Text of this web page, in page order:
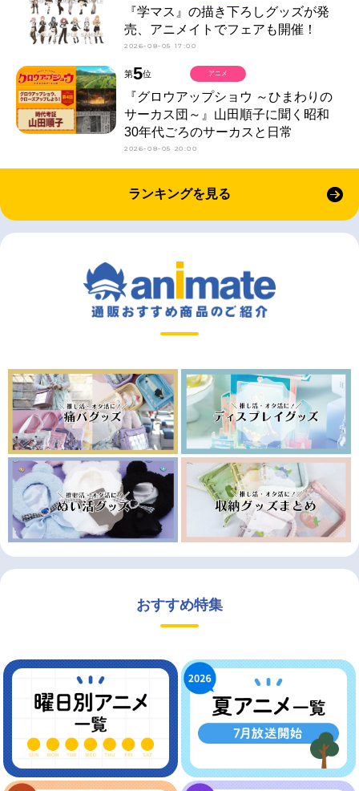
『学マス』の描き下ろしグッズが発
売、アニメイトでフェアも開催！
2026-08-05 17:00
第5位
『グロウアップショウ ～ひまわりの
サーカス団～』山田順子に聞く昭和
30年代ごろのサーカスと日常
2026-08-05 20:00
アニメ
ランキングを見る
おすすめ特集